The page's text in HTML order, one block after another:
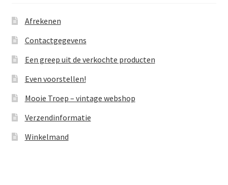
Afrekenen
Contactgegevens
Een greep uit de verkochte producten
Even voorstellen!
Mooie Troep – vintage webshop
Verzendinformatie
Winkelmand